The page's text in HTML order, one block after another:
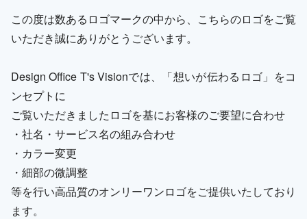
この度は数あるロゴマークの中から、こちらのロゴをご覧
いただき誠にありがとうございます。
Design Office T's Visionでは、「想いが伝わるロゴ」をコ
ンセプトに
ご覧いただきましたロゴを基にお客様のご要望に合わせ
・社名・サービス名の組み合わせ
・カラー変更
・細部の微調整
等を行い高品質のオンリーワンロゴをご提供いたしており
ます。